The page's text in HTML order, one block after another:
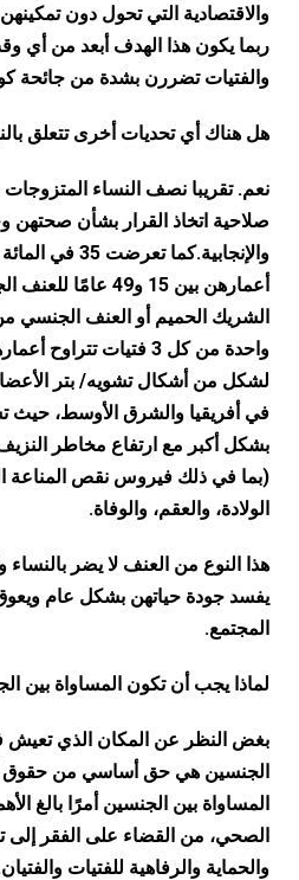
والاقتصادية التي تحول دون
ربما يكون هذا الهدف أبعد من أي
والفتيات تضررن بشدة من جائحة
هل هناك أي تحديات أخرى تتعلق
نعم. تقريبا نصف النساء
صلاحية اتخاذ القرار بشأن صحتهن
والإنجابية.كما
أعمارهن بين 15
الشريك الحميم أو العنف
لشكل من أشكال تشويه/ بتر الأعضاء
في أفريقيا والشرق الأوسط، حيث
بشكل أكبر مع ارتفاع مخاطر
(بما في ذلك فيروس نقص المناعة
الولادة، والعقم، والوفاة.
هذا النوع من العنف لا يضر
يفسد جودة حياتهن بشكل عام
المجتمع.
لماذا يجب أن تكون المساواة بين
بغض النظر عن المكان الذي تعيش
الجنسين هي حق أساسي من حقوق
المساواة بين الجنسين أمرًا بالغ
الصحي، من القضاء على الفقر إلى
والحماية والرفاهية للفتيات